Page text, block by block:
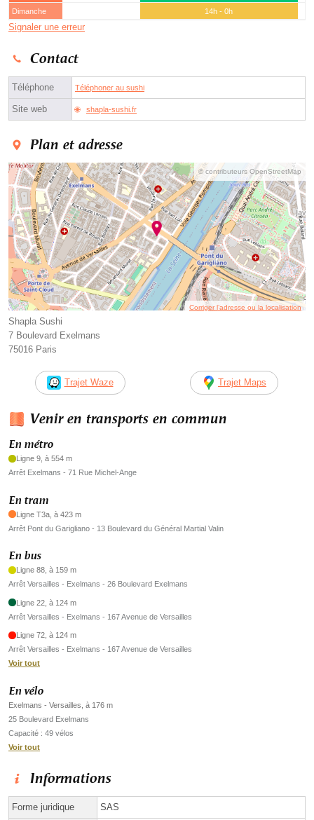
Dimanche
14h - 0h
Signaler une erreur
Contact
Téléphone Téléphoner au sushi
Site web shapla-sushi.fr
Plan et adresse
© contributeurs OpenStreetMap
Corriger l’adresse ou la localisation
Shapla Sushi
7 Boulevard Exelmans
75016 Paris
Trajet Waze Trajet Maps
Venir en transports en commun
En métro
Ligne 9, à 554 m
Arrêt Exelmans - 71 Rue Michel-Ange
En tram
Ligne T3a, à 423 m
Arrêt Pont du Garigliano - 13 Boulevard du Général Martial Valin
En bus
Ligne 88, à 159 m
Arrêt Versailles - Exelmans - 26 Boulevard Exelmans
Ligne 22, à 124 m
Arrêt Versailles - Exelmans - 167 Avenue de Versailles
Ligne 72, à 124 m
Arrêt Versailles - Exelmans - 167 Avenue de Versailles
Voir tout
En vélo
Exelmans - Versailles, à 176 m
25 Boulevard Exelmans
Capacité : 49 vélos
Voir tout
Informations
Forme juridique SAS